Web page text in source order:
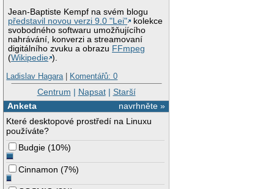
Jean-Baptiste Kempf na svém blogu
představil novou verzi 9.0 "Lei"
kolekce
svobodného softwaru umožňujícího
nahrávání, konverzi a streamovaní
digitálního zvuku a obrazu FFmpeg
(Wikipedie ).
Ladislav Hagara | Komentářů: 0
Centrum | Napsat| Starší
navrhněte »
Anketa
Které desktopové prostředí na Linuxu
používáte?
Budgie (10%)
Cinnamon (7%)